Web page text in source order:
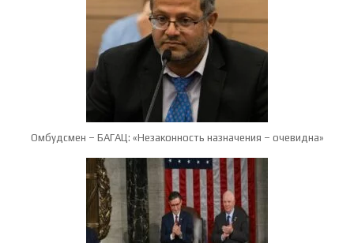
Омбудсмен – БАГАЦ: «Незаконность назначения – очевидна»